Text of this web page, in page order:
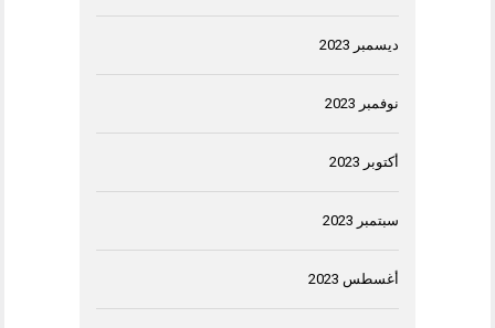
ديسمبر 2023
نوفمبر 2023
أكتوبر 2023
سبتمبر 2023
أغسطس 2023